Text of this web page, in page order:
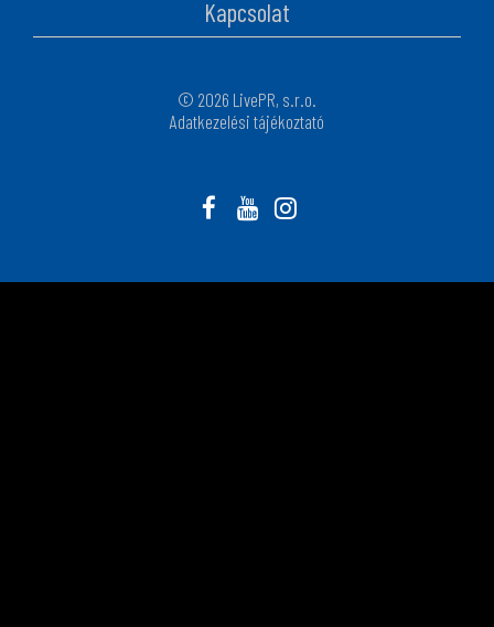
Kapcsolat
© 2026 LivePR, s.r.o.
Adatkezelési tájékoztató